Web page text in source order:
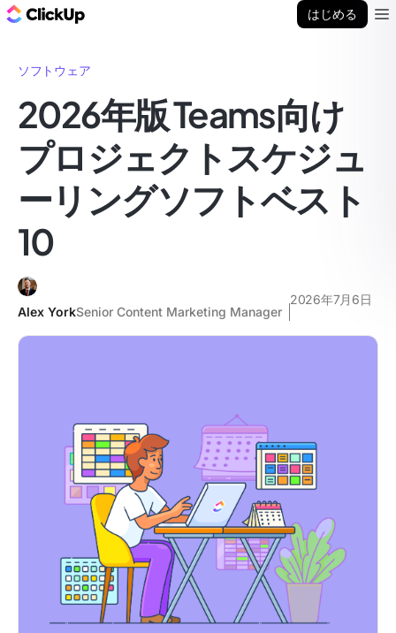
はじめる
ソフトウェア
2026年版 Teams向け
プロジェクトスケジュ
ーリングソフトベスト
10
Alex YorkSenior Content Marketing Manager
2026年7月6日